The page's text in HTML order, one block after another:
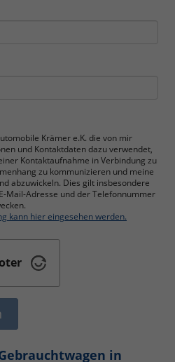
Krämer e.K. die von mir
und Kontaktdaten dazu verwendet,
Kontaktaufnahme in Verbindung zu
zu kommunizieren und meine
abzuwickeln. Dies gilt insbesondere
Mail-Adresse und der Telefonnummer
kann hier eingesehen werden.
in